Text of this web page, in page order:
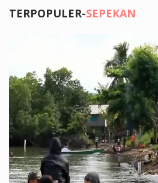
TERPOPULER-SEPEKAN